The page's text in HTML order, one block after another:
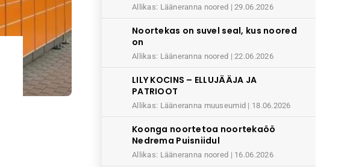
Allikas: Lääneranna noored 29.06.2026
Noortekas on suvel seal, kus noored
on
Allikas: Lääneranna noored 22.06.2026
LILY KOCINS – ELLUJÄÄJA JA
PATRIOOT
Allikas: Lääneranna muuseumid 18.06.2026
Koonga noortetoa noortekaöö
Nedrema Puisniidul
Allikas: Lääneranna noored 16.06.2026